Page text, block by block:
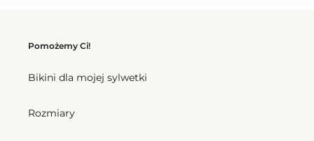
Pomożemy Ci!
Bikini dla mojej sylwetki
Rozmiary